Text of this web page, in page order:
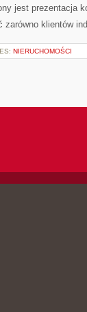
jest prezentacja
zarówno klientów
NIERUCHOMOŚCI